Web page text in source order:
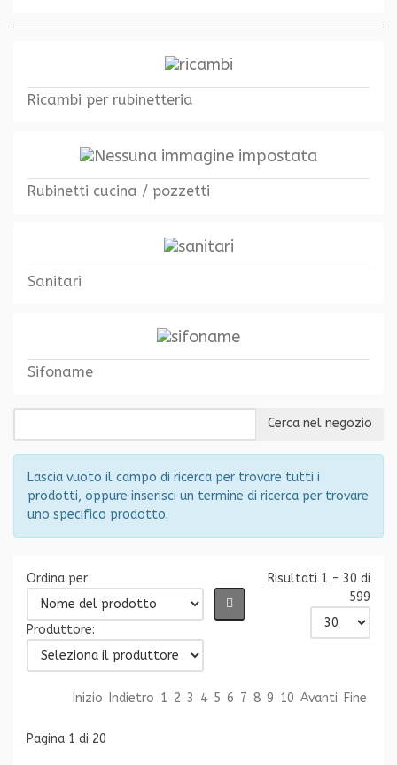
Ricambi per rubinetteria
Rubinetti cucina / pozzetti
Sanitari
Sifoname
Lascia vuoto il campo di ricerca per trovare tutti i
prodotti, oppure inserisci un termine di ricerca per trovare
uno specifico prodotto.
Ordina per
Produttore:
Risultati 1 - 30 di
599
Inizio Indietro 1 2 3 4 5 6 7 8 9 10 Avanti Fine
Pagina 1 di 20